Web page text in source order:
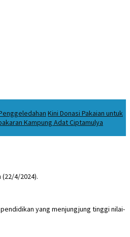
Kini Donasi Pakaian untuk
Kampung Adat Ciptamulya
(22/4/2024).
yang menjungjung tinggi nilai-